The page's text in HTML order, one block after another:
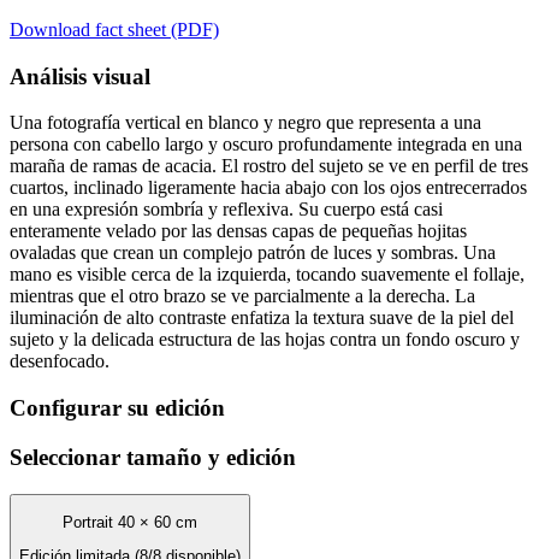
Download fact sheet (PDF)
Análisis visual
Una fotografía vertical en blanco y negro que representa a una
persona con cabello largo y oscuro profundamente integrada en una
maraña de ramas de acacia. El rostro del sujeto se ve en perfil de tres
cuartos, inclinado ligeramente hacia abajo con los ojos entrecerrados
en una expresión sombría y reflexiva. Su cuerpo está casi
enteramente velado por las densas capas de pequeñas hojitas
ovaladas que crean un complejo patrón de luces y sombras. Una
mano es visible cerca de la izquierda, tocando suavemente el follaje,
mientras que el otro brazo se ve parcialmente a la derecha. La
iluminación de alto contraste enfatiza la textura suave de la piel del
sujeto y la delicada estructura de las hojas contra un fondo oscuro y
desenfocado.
Configurar su edición
Seleccionar tamaño y edición
Portrait 40 × 60 cm